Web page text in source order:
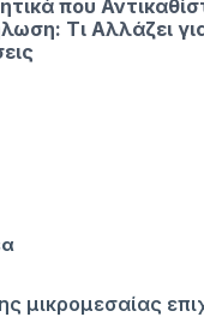
που
Τι Αλλάζει
μικρομεσαίας